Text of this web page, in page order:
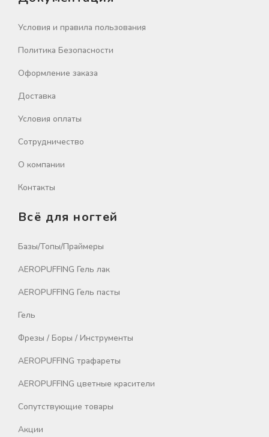
Условия и правила пользования
Политика Безопасности
Оформление заказа
Доставка
Условия оплаты
Сотрудничество
О компании
Контакты
Всё для ногтей
Базы/Топы/Праймеры
AEROPUFFING Гель лак
AEROPUFFING Гель пасты
Гель
Фрезы / Боры / Инструменты
AEROPUFFING трафареты
AEROPUFFING цветные красители
Сопутствующие товары
Акции